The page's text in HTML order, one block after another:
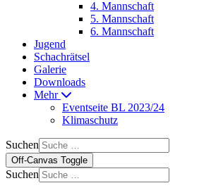
4. Mannschaft
5. Mannschaft
6. Mannschaft
Jugend
Schachrätsel
Galerie
Downloads
Mehr
Eventseite BL 2023/24
Klimaschutz
Suchen
Off-Canvas Toggle
Suchen